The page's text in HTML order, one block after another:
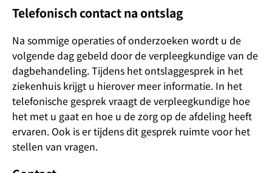
Telefonisch contact na ontslag
Na sommige operaties of onderzoeken wordt u de
volgende dag gebeld door de verpleegkundige van de
dagbehandeling. Tijdens het ontslaggesprek in het
ziekenhuis krijgt u hierover meer informatie. In het
telefonische gesprek vraagt de verpleegkundige hoe
het met u gaat en hoe u de zorg op de afdeling heeft
ervaren. Ook is er tijdens dit gesprek ruimte voor het
stellen van vragen.